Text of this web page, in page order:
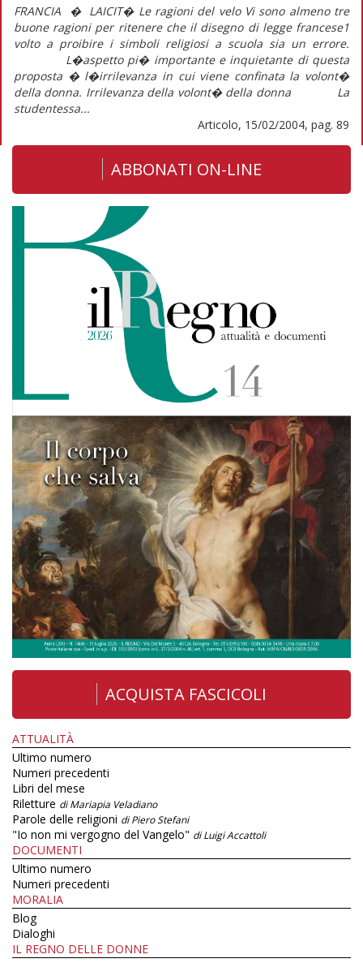
FRANCIA � LAICIT� Le ragioni del velo Vi sono almeno tre
buone ragioni per ritenere che il disegno di legge francese1
volto a proibire i simboli religiosi a scuola sia un errore.
L�aspetto pi� importante e inquietante di questa
proposta � l�irrilevanza in cui viene confinata la volont�
della donna. Irrilevanza della volont� della donna La
studentessa...
Articolo, 15/02/2004, pag. 89
ABBONATI ON-LINE
ACQUISTA FASCICOLI
ATTUALITÀ
Ultimo numero
Numeri precedenti
Libri del mese
Riletture di Mariapia Veladiano
Parole delle religioni di Piero Stefani
"Io non mi vergogno del Vangelo" di Luigi Accattoli
DOCUMENTI
Ultimo numero
Numeri precedenti
MORALIA
Blog
Dialoghi
IL REGNO DELLE DONNE